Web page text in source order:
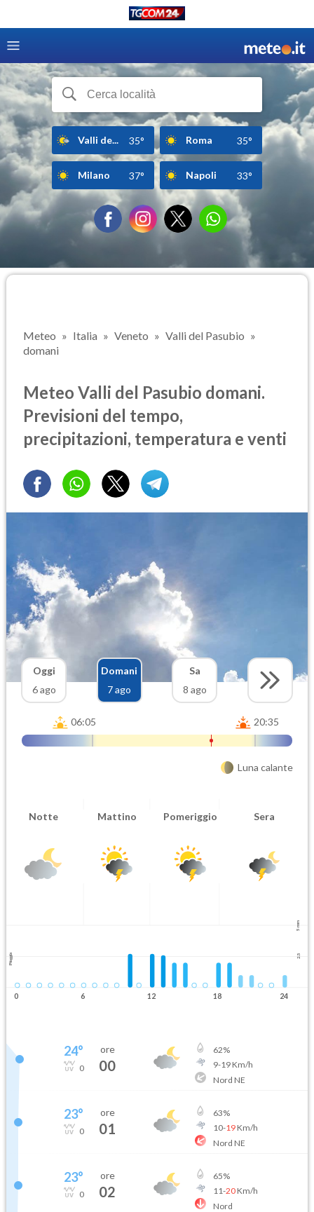
Valli de... 35° Roma 35°
Milano 37° Napoli 33°
Meteo Italia Veneto
Valli del Pasubio
domani
Meteo Valli del Pasubio domani.
Previsioni del tempo,
precipitazioni, temperatura e venti
Oggi
6 ago
Domani
7 ago
Sa
8 ago
06:05 20:35
Luna calante
Notte Mattino Pomeriggio Sera
5 mm
2.5
Pioggia
0 6 12 18 24
24°
0
ore
00
62%
9-19Km/h
Nord NE
23°
0
ore
01
63%
10-19Km/h
Nord NE
23°
0
ore
02
65%
11-20Km/h
Nord